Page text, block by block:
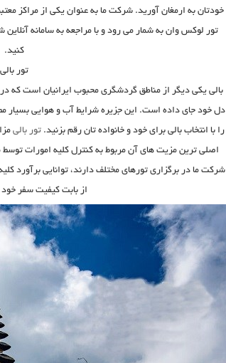
خودتان به ارمغان آورید. شرکت ما به عنوان یکی از مراکز
تور لوکس وان به شمار می رود و با مراجعه به سامانه
کنید.
تور بالی
بالی یکی دیگر از مناطق گردشگری محبوب ایرانیان است که
دل خود جای داده است. این جزیره شرایط آب و هوایی بسیار
را با انتخاب بالی برای خود و خانواده تان رقم بزنید. تور بالی
اصلی ترین مزیت های آن مربوط به کنترل کلیه امورات
شرکت ما در برگزاری تورهای مختلف دارند، توانایی برآورد
از بابت کیفیت سفر